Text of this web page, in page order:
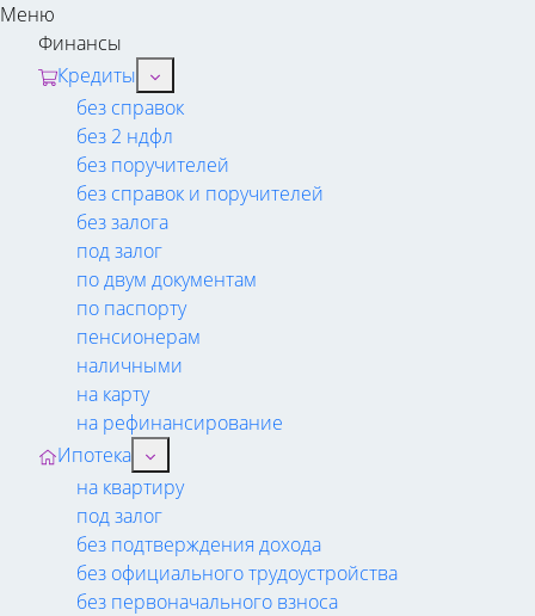
Меню
Финансы
Кредиты
без справок
без 2 ндфл
без поручителей
без справок и поручителей
без залога
под залог
по двум документам
по паспорту
пенсионерам
наличными
на карту
на рефинансирование
Ипотека
на квартиру
под залог
без подтверждения дохода
без официального трудоустройства
без первоначального взноса